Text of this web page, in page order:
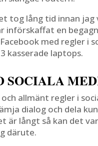
tog lång tid innan
införskaffat en
med regler i
kasserade laptops.
SOCIALA
allmänt regler i
dialog och dela
är långt så kan det
därute.